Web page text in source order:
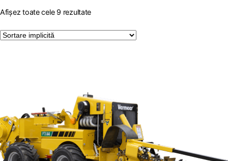
Afișez toate cele 9 rezultate